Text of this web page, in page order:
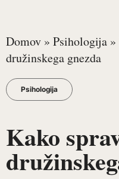
Domov » Psihologija »
družinskega gnezda
Psihologija
Kako